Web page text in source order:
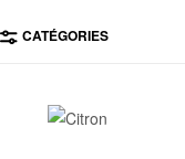
CATÉGORIES